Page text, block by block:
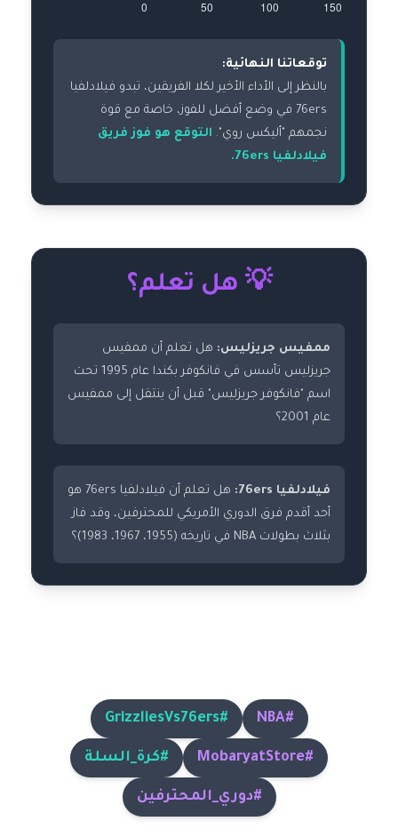
توقعاتنا النهائية:
بالنظر إلى الأداء الأخير لكلا الفريقين، تبدو فيلادلفيا
76ers في وضع أفضل للفوز، خاصة مع قوة
نجمهم "أليكس روي". التوقع هو فوز فريق
فيلادلفيا 76ers.
💡 هل تعلم؟
ممفيس جريزليس: هل تعلم أن ممفيس
جريزليس تأسس في فانكوفر بكندا عام 1995 تحت
اسم "فانكوفر جريزليس" قبل أن ينتقل إلى ممفيس
عام 2001؟
فيلادلفيا 76ers:
هل تعلم أن فيلادلفيا 76ers هو
أحد أقدم فرق الدوري الأمريكي للمحترفين، وقد فاز
بثلاث بطولات NBA في تاريخه (1955، 1967، 1983)؟
#NBA
#GrizzliesVs76ers
#MobaryatStore #كرة_السلة
#دوري_المحترفين